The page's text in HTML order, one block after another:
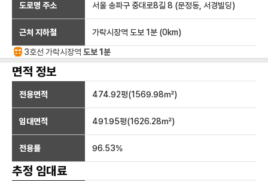
도로명 주소 서울 송파구 중대로8길 8 (문정동, 서경빌딩)
근처 지하철 가락시장역 도보 1분 (0km)
3호선 가락시장역 도보 1분
면적 정보
전용면적 474.92평(1569.98㎡)
임대면적 491.95평(1626.28㎡)
전용률 96.53%
추정 임대료